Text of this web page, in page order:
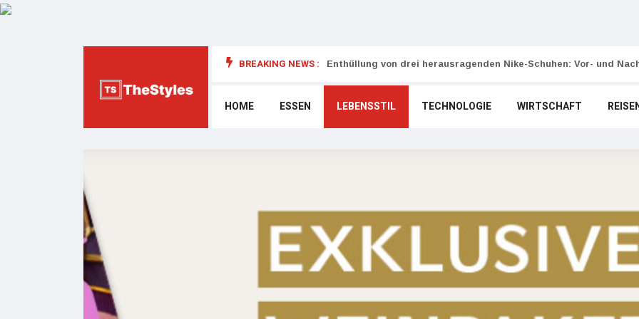
BREAKING NEWS : Enthüllung von drei herausragenden Nike-Schuhen: Vor- und
HOME ESSEN LEBENSSTIL TECHNOLOGIE WIRTSCHAFT